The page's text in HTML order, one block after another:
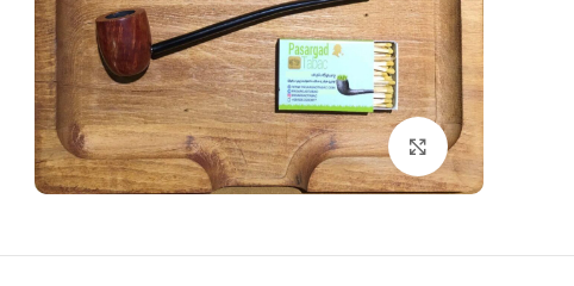
بزرگنمایی تصویر